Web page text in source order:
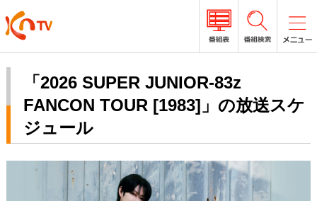
「2026 SUPER JUNIOR-83z
FANCON TOUR [1983]」の放送スケ
ジュール